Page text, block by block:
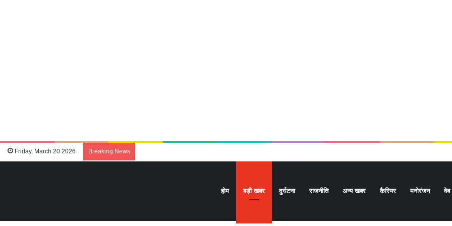
Friday, March 20 2026 Breaking News
होम बड़ी खबर दुर्घटना राजनीति अन्य खबर कैरियर मनोरंजन वेब